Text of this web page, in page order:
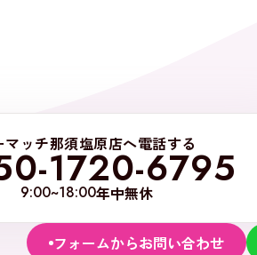
マッチ那須塩原店へ電話する
1720-6795
9:00~18:00年中無休
フォームからお問い合わせ